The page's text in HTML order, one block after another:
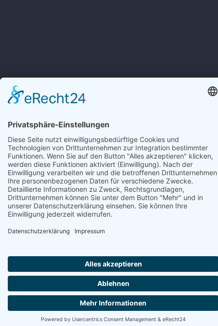
Trete uns ganz einfach bei ...
Wir freuen uns auf dich – Dein Tennisverein
Ergenzingen
HIER KLICKEN IMPRESSUM
© 2026 Tennisclub Ergenzingen